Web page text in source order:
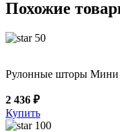
Похожие
50
Рулонные шторы
2 436 ₽
Купить
100